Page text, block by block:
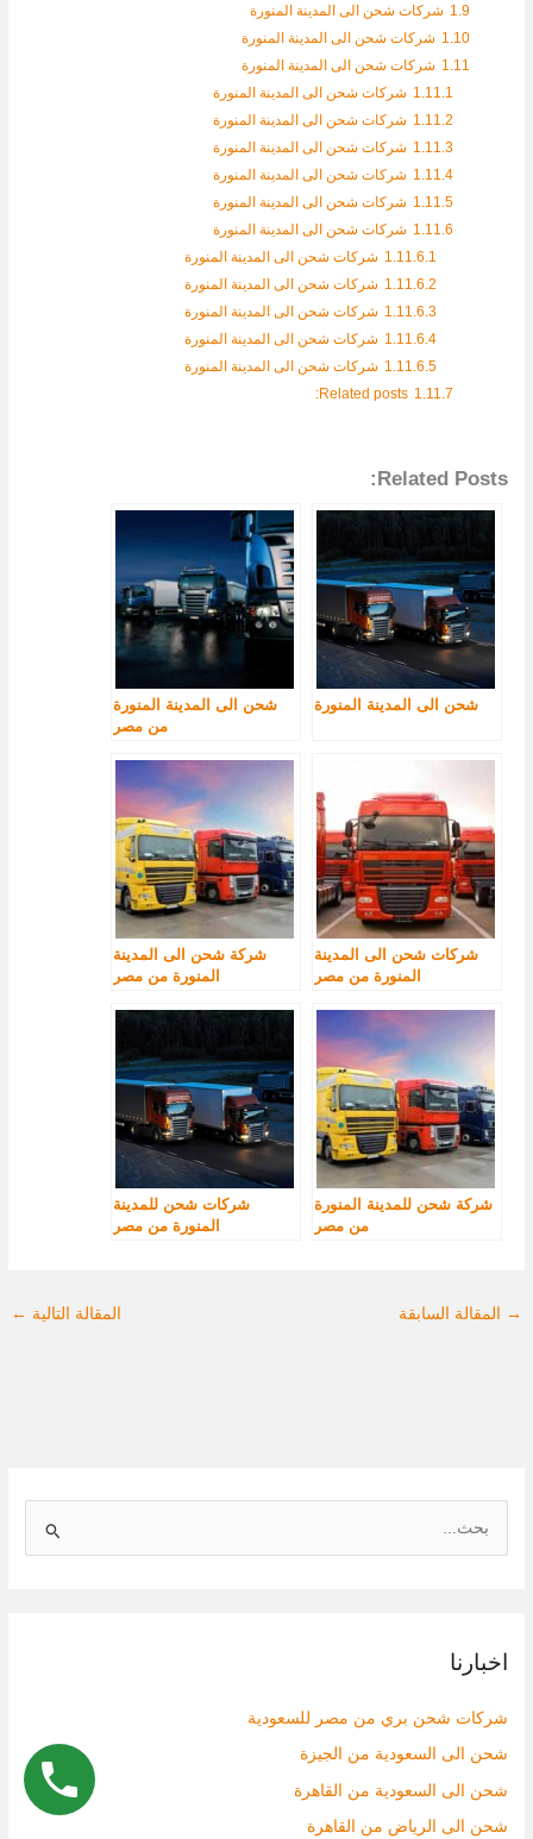
1.9 شركات شحن الى المدينة المنورة
1.10 شركات شحن الى المدينة المنورة
1.11 شركات شحن الى المدينة المنورة
1.11.1 شركات شحن الى المدينة المنورة
1.11.2 شركات شحن الى المدينة المنورة
1.11.3 شركات شحن الى المدينة المنورة
1.11.4 شركات شحن الى المدينة المنورة
1.11.5 شركات شحن الى المدينة المنورة
1.11.6 شركات شحن الى المدينة المنورة
1.11.6.1 شركات شحن الى المدينة المنورة
1.11.6.2 شركات شحن الى المدينة المنورة
1.11.6.3 شركات شحن الى المدينة المنورة
1.11.6.4 شركات شحن الى المدينة المنورة
1.11.6.5 شركات شحن الى المدينة المنورة
1.11.7
Related posts:
Related Posts:
شحن الى المدينة المنورة
شحن الى المدينة المنورة
من مصر
شركات شحن الى المدينة
المنورة من مصر
شركة شحن الى المدينة
المنورة من مصر
شركة شحن للمدينة المنورة
من مصر
شركات شحن للمدينة
المنورة من مصر
→ المقالة السابقة المقالة التالية ←
ث
ن
:
اخبارنا
شركات شحن بري من مصر للسعودية
شحن الى السعودية من الجيزة
شحن الى السعودية من القاهرة
شحن الى الرياض من القاهرة